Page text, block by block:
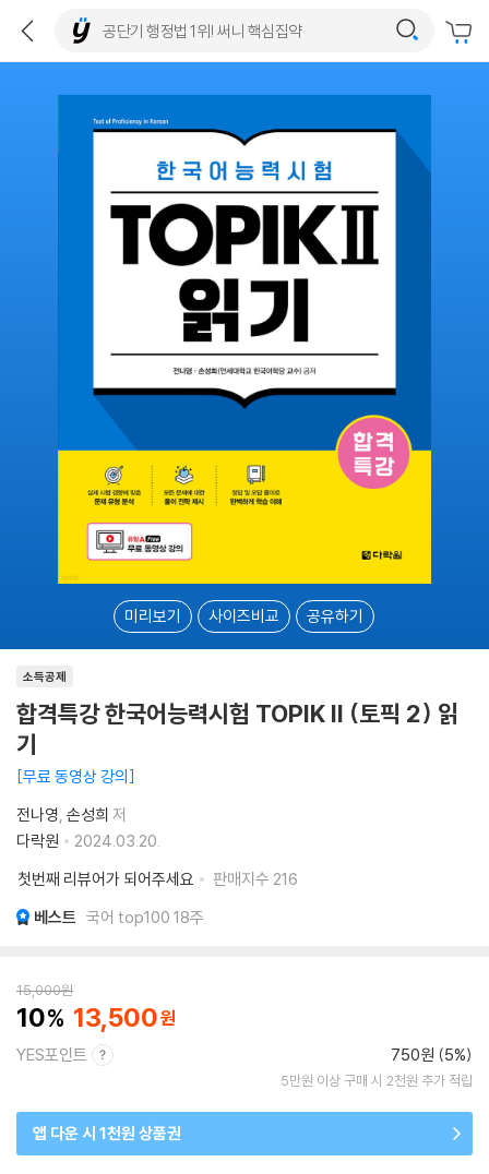
미리보기 사이즈비교 공유하기
소득공제
합격특강 한국어능력시험 TOPIK II (토픽 2) 읽
기
무료 동영상 강의
전나영 손성희 저
다락원
2024.03.20.
첫번째 리뷰어가 되어주세요
판매지수 216
베스트 국어 top100 18주
15,000원
10 13,500
YES포인트 750원 (5%)
5만원 이상 구매 시 2천원 추가 적립
앱 다운 시 1천원 상품권